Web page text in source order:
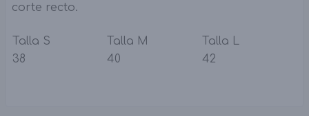
corte recto.
Talla S Talla M
Talla L
38
40 42